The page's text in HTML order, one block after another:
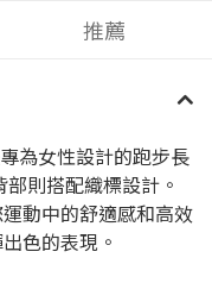
推薦
為女性設計的跑步長
部則搭配織標設計。
動中的舒適感和高效
色的表現。